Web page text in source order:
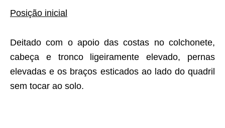
Posição inicial
Deitado com o apoio das costas no colchonete,
cabeça e tronco ligeiramente elevado, pernas
elevadas e os braços esticados ao lado do quadril
sem tocar ao solo.